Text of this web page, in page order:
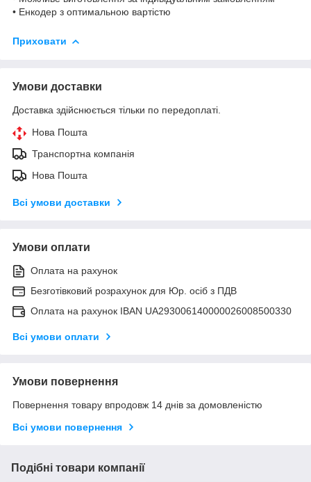
• Енкодер з оптимальною вартістю
Приховати
Умови доставки
Доставка здійснюється тільки по передоплаті.
Нова Пошта
Транспортна компанія
Нова Пошта
Всі умови доставки
Умови оплати
Оплата на рахунок
Безготівковий розрахунок для Юр. осіб з ПДВ
Оплата на рахунок IBAN UA293006140000026008500330
Всі умови оплати
Умови повернення
Повернення товару впродовж 14 днів за домовленістю
Всі умови повернення
Подібні товари компанії